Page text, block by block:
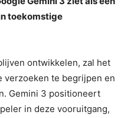
toekomstige
ontwikkelen, zal het
verzoeken te begrijpen en
Gemini 3 positioneert
in deze vooruitgang,